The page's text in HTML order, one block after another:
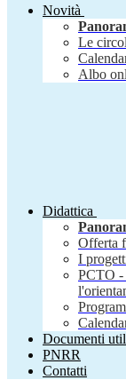
Novità
Le
Albo
Didattica
Offerta
I
PCTO -
Documenti
PNRR
Contatti